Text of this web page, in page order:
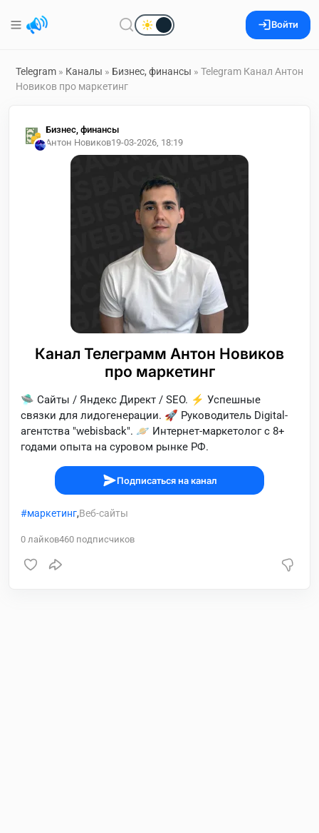
Войти
Telegram » Каналы » Бизнес, финансы » Telegram Канал Антон
Новиков про маркетинг
Бизнес, финансы
Антон Новиков19-03-2026, 18:19
Канал Телеграмм Антон Новиков
про маркетинг
🛸 Сайты / Яндекс Директ / SEO. ⚡️ Успешные
связки для лидогенерации. 🚀 Руководитель Digital-
агентства "webisback". 🪐 Интернет-маркетолог с 8+
годами опыта на суровом рынке РФ.
Подписаться на канал
маркетинг,Веб-сайты
0 лайков460 подписчиков